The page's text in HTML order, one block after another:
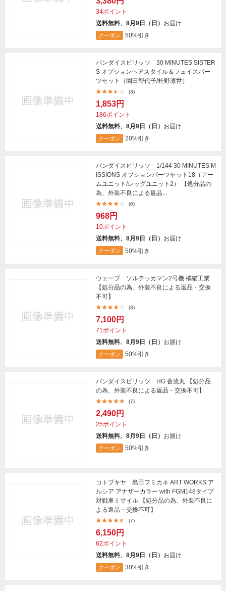
34ポイント
送料無料、8月9日（日） お届け
クーポン 50%引き
バンダイスピリッツ 30 MINUTES SISTER
S オプションヘアスタイル＆フェイスパー
ツセット（園田智代子/杜野凛世）
(3)
1,853円
186ポイント
送料無料、8月9日（日） お届け
クーポン 20%引き
バンダイスピリッツ 1/144 30 MINUTES M
ISSIONS オプションパーツセット18（アー
ムユニット/レッグユニット2） 【処分品の
為、外装不良による返品...
(6)
968円
10ポイント
送料無料、8月9日（日） お届け
クーポン 50%引き
ウェーブ ソルテッカマン2号機 橘猫工業
【処分品の為、外装不良による返品・交換
不可】
(3)
7,100円
71ポイント
送料無料、8月9日（日） お届け
クーポン 50%引き
バンダイスピリッツ HG 蒼流丸 【処分品
の為、外装不良による返品・交換不可】
(7)
2,490円
25ポイント
送料無料、8月9日（日） お届け
クーポン 50%引き
コトブキヤ 島田フミカネ ART WORKS ア
ルシア アナザーカラー with FGM148タイプ
対戦車ミサイル 【処分品の為、外装不良に
よる返品・交換不可】
(7)
6,150円
62ポイント
送料無料、8月9日（日） お届け
クーポン 30%引き